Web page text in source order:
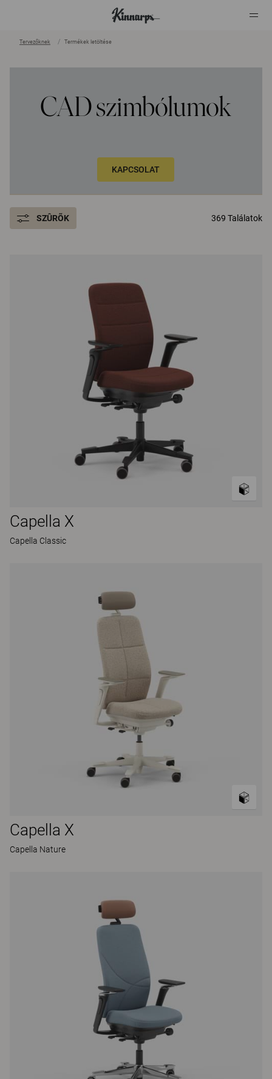
Tervezőknek Termékek letöltése
CAD szimbólumok
KAPCSOLAT
SZÛRÕK 369 Találatok
Capella X
Capella Classic
Capella X
Capella Nature